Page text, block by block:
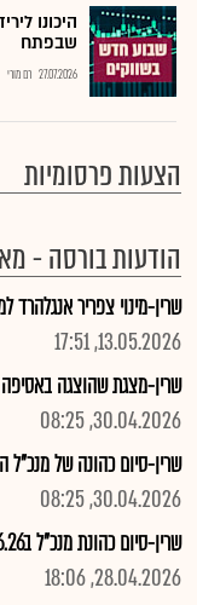
היכונו
שבפתח
27.07.2026 רם מורי
הצעות פרסומיות
הודעות בורסה -
שרין-מינוי צפריר אנגלהרד
13.05.2026, 17:51
שרין-מצגת שהוצגה באסיפה
30.04.2026, 08:25
שרין-סיום כהונה של מנכ"ל
30.04.2026, 08:25
שרין-סיום כהונת מנכ"ל ב30.6.26
28.04.2026, 18:06